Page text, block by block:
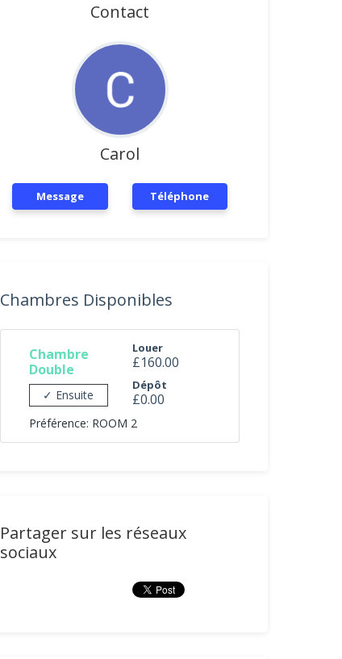
Contact
Carol
Message Téléphone
Chambres Disponibles
Chambre
Double
✓ Ensuite
Louer
£160.00
Dépôt
£0.00
Préférence: ROOM 2
Partager sur les réseaux
sociaux